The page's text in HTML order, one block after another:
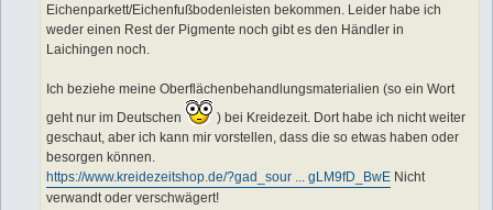
Eichenparkett/Eichenfußbodenleisten bekommen. Leider habe ich
weder einen Rest der Pigmente noch gibt es den Händler in
Laichingen noch.
Ich beziehe meine Oberflächenbehandlungsmaterialien (so ein Wort
geht nur im Deutschen
) bei Kreidezeit. Dort habe ich nicht weiter
geschaut, aber ich kann mir vorstellen, dass die so etwas haben oder
besorgen können.
https://www.kreidezeitshop.de/?gad_sour ... gLM9fD_BwE Nicht
verwandt oder verschwägert!